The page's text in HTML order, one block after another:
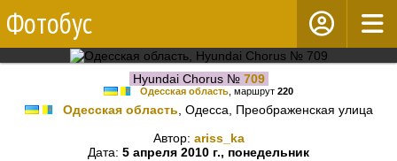
Фотобус
Hyundai Chorus № 709
Одесская область , маршрут 220
Одесская область , Одесса, Преображенская улица
Автор: ariss_ka
Дата: 5 апреля 2010 г., понедельник